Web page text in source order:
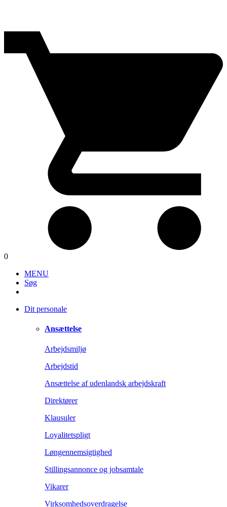
0
MENU
Søg
Dit personale
Ansættelse
Arbejdsmiljø
Arbejdstid
Ansættelse af udenlandsk arbejdskraft
Direktører
Klausuler
Loyalitetspligt
Løngennemsigtighed
Stillingsannonce og jobsamtale
Vikarer
Virksomhedsoverdragelse